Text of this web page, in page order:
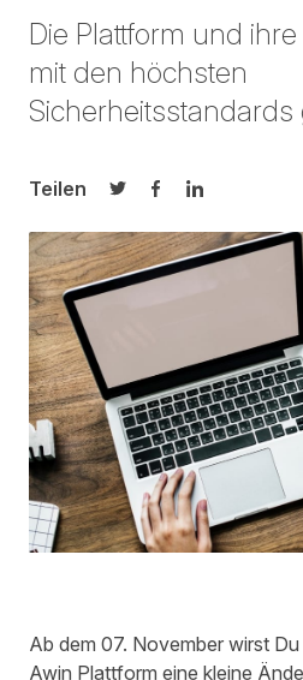
Die Plattform und
mit den höchsten
Sicherheitsstandards
Teilen
Auf Twitter teilen
Auf Facebook
Auf LinkedIn
Ab dem 07. November wirst
Awin Plattform eine kleine